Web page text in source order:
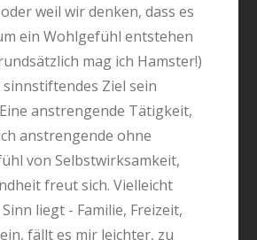
weil wir denken, dass es
ein Wohlgefühl entstehen
mag ich Hamster!)
Ziel sein
anstrengende Tätigkeit,
anstrengende ohne
von Selbstwirksamkeit,
freut sich. Vielleicht
liegt - Familie, Freizeit,
fällt es mir leichter, zu